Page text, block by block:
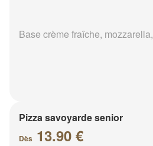
Base crème fraîche,
Pizza savoyarde senior
Dès 13.90 €